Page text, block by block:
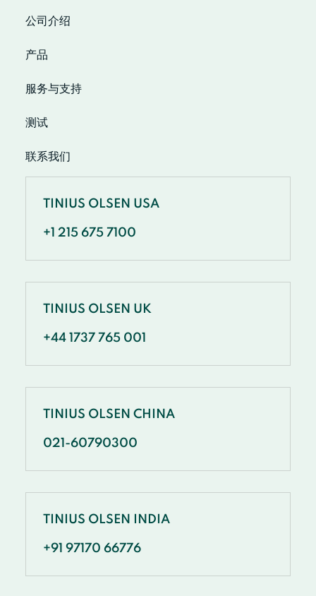
公司介绍
产品
服务与支持
测试
联系我们
TINIUS OLSEN USA
+1 215 675 7100
TINIUS OLSEN UK
+44 1737 765 001
TINIUS OLSEN CHINA
021-60790300
TINIUS OLSEN INDIA
+91 97170 66776